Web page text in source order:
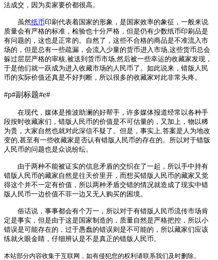
法成交，因为卖家要价都很高。
虽然纸币印刷代表着国家的形象，是国家效率的象征，一般来说
质量会有严格的标准，检验也十分严格，但是仍有少数纸币印刷品是
有问题的，这也是正常的。自然了，这些不合格的商品是不准流入市
场的，但是总有一些疏漏，会流入少量的货币进入市场,这些货币总会
躲过层层严格的审核,被送到货币市场,然后被一些幸运的收藏家发现，
于是他们就一跃成为进入收藏市场的人民币了。如此说来，错版人民
币的实际价值还真是不好判断，所以很多的收藏家对此非常头疼。
#p#副标题#e#
在现代，媒体是推波助澜的好帮手，许多媒体报道经常以各种手
段按时收藏家们，错版人民币的价值是不可估量的，又加上，物以稀
为贵，大家自然也就对此深信不疑了。但是，事实上,答案是人为地改
变的,甚至有一些收藏家是否认有错版人民币的存在的。所以对于错版
人民币的问题也是众说纷纭。
由于两种不能被证实的信息矛盾的交织在了一起，所以手中持有
错版人民币的藏家自然是往天价里开，而想买错版人民币的藏家又觉
得这个并不一定有价值，所以两种矛盾交错的情况就造成了现实中错
版人民币一边价值不菲一边又无人购买的困境。
俗话说，事事都会有个万一，所以对于有错版人民币流传市场肯
定是事实，但是由于这是国家制造的，质量自然是严格把控，所以小
错误是可能存在的，过于愚蠢的错误则是不可能的，所以藏家们应该
练就火眼金睛，仔细辨认是不是真正的错版人民币。
本站部分内容收集于互联网，如有侵犯您的权利请联系我们及时删除。